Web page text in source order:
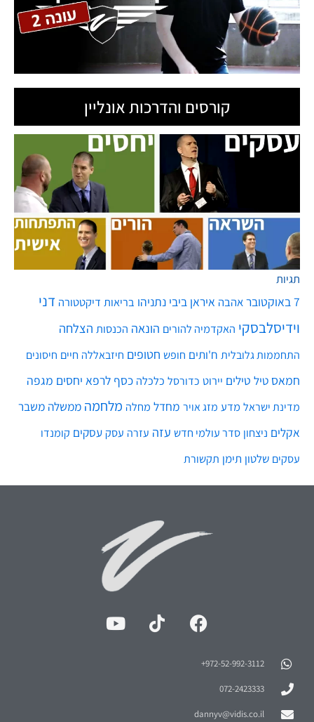
קורסים והדרכות אונליין
תגיות
7 באוקטובר אהבה איראן ביבי נתניהו בריאות דיקטטורה דני
וידיסלבסקי האקדמיה להורים הונאה הכנסות הצלחה
התחממות גלובלית ח'ותים חופש חטופים חיזבאללה חיים חיסונים
חמאס טיל טילים יירוט כדורסל כלכלה כסף לרפא יחסים מגפה
מדינת ישראל מדע מזג אויר מחדל מחלה מלחמה ממשלה משבר
אקלים ניצחון סדר עולמי חדש עזה עזרה עסק עסקים קומנדו
עסקים שלטון תימן תקשורת
972-52-992-3112⁩+
072-2423333
dannyv@vidis.co.il